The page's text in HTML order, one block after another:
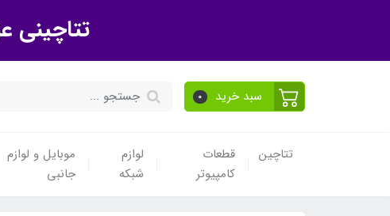
تتاچینی
سبد خرید 0
تتاچین
قطعات
کامپیوتر
لوازم
شبکه
موبایل و لوازم
جانبی